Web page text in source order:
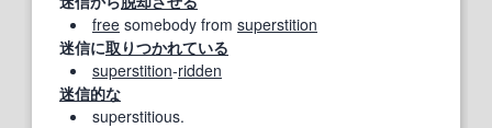
free somebody from superstition
迷信に取りつかれている
superstition‐ridden
迷信的な
superstitious.